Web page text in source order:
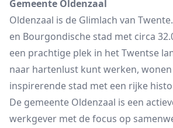
Gemeente Oldenzaal
Oldenzaal is de Glimlach van
en Bourgondische stad met circa
een prachtige plek in het Twentse
naar hartenlust kunt werken, wonen
inspirerende stad met een rijke
De gemeente Oldenzaal is een
werkgever met de focus op